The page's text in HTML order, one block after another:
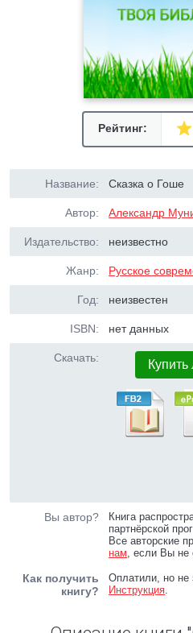
Рейтинг:
Название: Сказка о Гоше
Автор: Александр
Издательство: неизвестно
Жанр: Русское
Год: неизвестен
ISBN: нет данных
Скачать:
Вы автор?
Книга
партнёрской
Все авторские
нам, если Вы не
Как получить
книгу?
Оплатили, но не
Инструкция.